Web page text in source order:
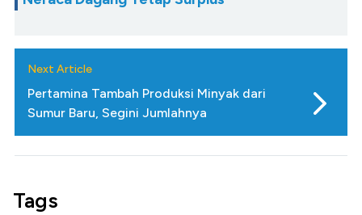
Next Article
Pertamina Tambah Produksi Minyak dari
Sumur Baru, Segini Jumlahnya
Tags